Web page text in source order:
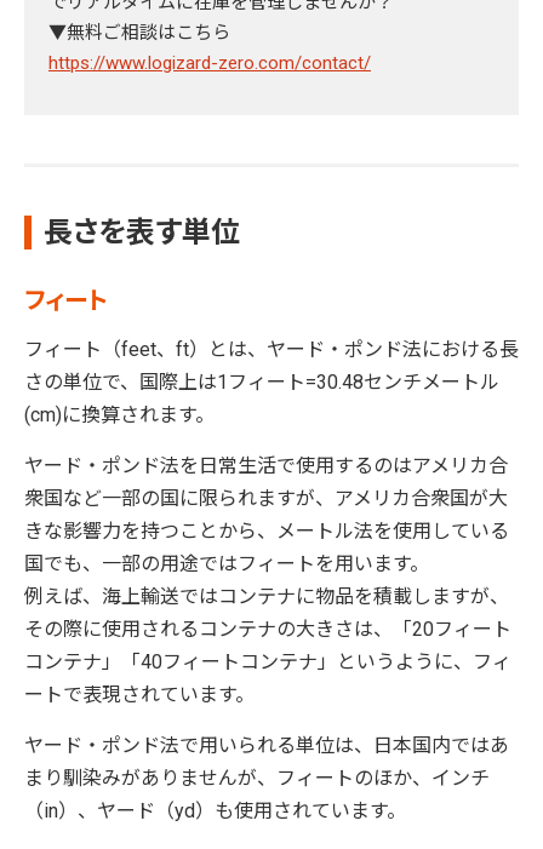
▼無料ご相談はこちら
https://www.logizard-zero.com/contact/
長さを表す単位
フィート
フィート（feet、ft）とは、ヤード・ポンド法における長
さの単位で、国際上は1フィート=30.48センチメートル
(cm)に換算されます。
ヤード・ポンド法を日常生活で使用するのはアメリカ合
衆国など一部の国に限られますが、アメリカ合衆国が大
きな影響力を持つことから、メートル法を使用している
国でも、一部の用途ではフィートを用います。
例えば、海上輸送ではコンテナに物品を積載しますが、
その際に使用されるコンテナの大きさは、「20フィート
コンテナ」「40フィートコンテナ」というように、フィ
ートで表現されています。
ヤード・ポンド法で用いられる単位は、日本国内ではあ
まり馴染みがありませんが、フィートのほか、インチ
（in）、ヤード（yd）も使用されています。